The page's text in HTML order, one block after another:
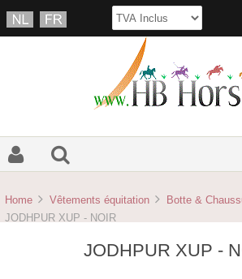
Home Vêtements équitation Botte &
JODHPUR XUP - NOIR
JODHPUR XUP -